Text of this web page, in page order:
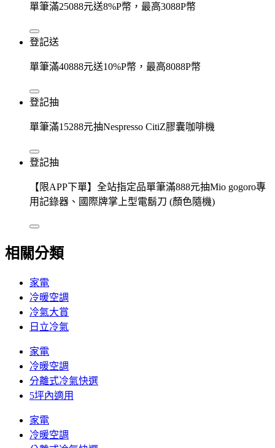
單筆滿25088元送8%P幣，最高3088P幣
登記送
單筆滿40888元送10%P幣，最高8088P幣
登記抽
單筆滿15288元抽Nespresso CitiZ膠囊咖啡機
登記抽
【限APP下單】全站指定品單筆滿888元抽Mio gogoro專
用記錄器、國際牌掌上型電鬍刀 (顏色隨機)
相關分類
家電
冷暖空調
冷氣大賞
日立冷氣
家電
冷暖空調
分離式冷氣快選
5坪內適用
家電
冷暖空調